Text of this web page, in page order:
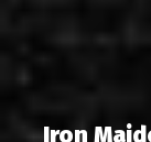
Iron